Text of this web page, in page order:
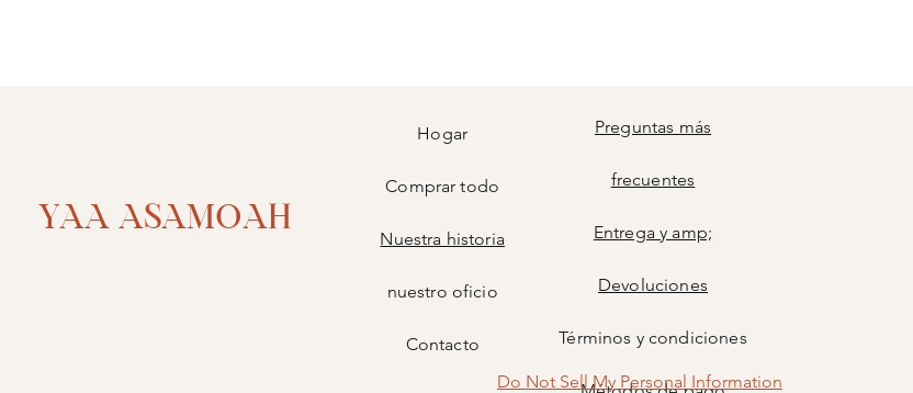
YAA ASAMOAH
Hogar
Comprar todo
Nuestra historia
nuestro oficio
Contacto
Preguntas más
frecuentes
Entrega y amp;
Devoluciones
Términos y condiciones
Do Not Sell My Personal Information